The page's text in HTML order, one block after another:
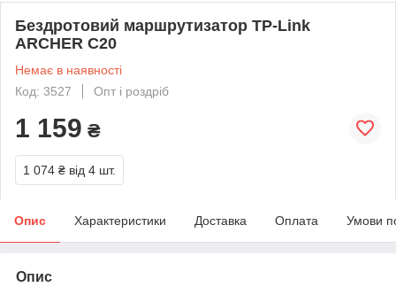
Бездротовий маршрутизатор TP-Link
ARCHER C20
Немає в наявності
Код: 3527
Опт і роздріб
1 159 ₴
1 074 ₴ від 4 шт.
Опис Характеристики Доставка Оплата Умови
Опис